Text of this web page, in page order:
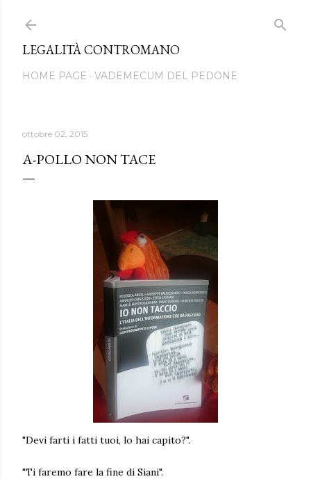
LEGALITÀ CONTROMANO
HOME PAGE VADEMECUM DEL PEDONE
ottobre 02, 2015
A-POLLO NON TACE
"Devi farti i fatti tuoi, lo hai capito?".
"Ti faremo fare la fine di Siani".